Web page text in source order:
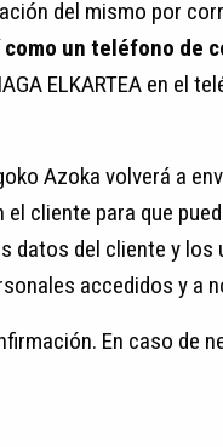
del mismo por
un teléfono de
ELKARTEA en el
Azoka volverá a
cliente para que
datos del cliente y
accedidos y a
En caso